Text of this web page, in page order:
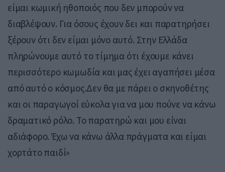
είμαι κωμική ηθοποιός που δεν μπορούν να
διαβλέψουν. Για όσους έχουν δει και παρατηρήσει
ξέρουν ότι δεν είμαι μόνο αυτό. Στην Ελλάδα
πληρώνουμε αυτό το τίμημα ότι έχουμε κάνει
περισσότερο κωμωδία και μας έχει αγαπήσει μέσα
από αυτό ο κόσμος.Δεν θα με πάρει ο σκηνοθέτης
και οι παραγωγοί εύκολα για να μου πούνε να κάνω
δραματικό ρόλο. Το παρατηρώ και μου είναι
αδιάφορο. Έχω να κάνω άλλα πράγματα και είμαι
χορτάτο παιδί»